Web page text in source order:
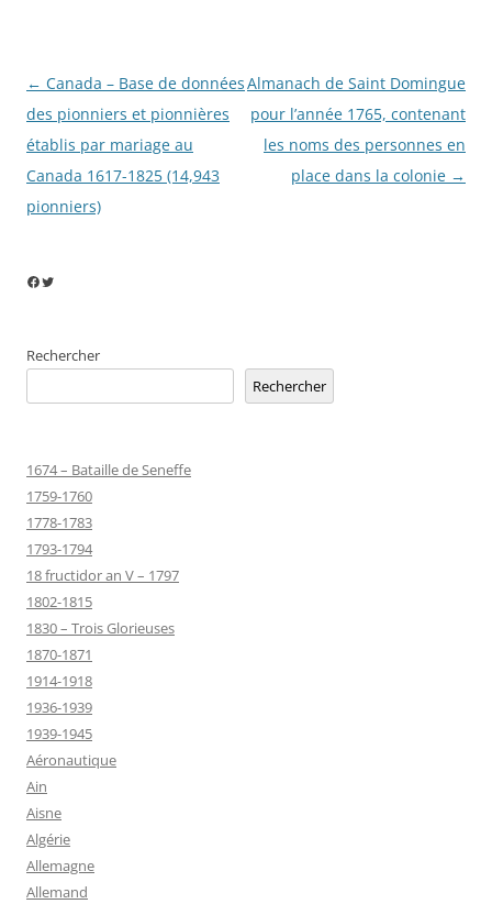
Navigation
des
articles
← Canada – Base de données
des pionniers et pionnières
établis par mariage au
Canada 1617-1825 (14,943
pionniers)
Almanach de Saint Domingue
pour l’année 1765, contenant
les noms des personnes en
place dans la colonie →
Facebook
Twitter
Rechercher
Rechercher
1674 – Bataille de Seneffe
1759-1760
1778-1783
1793-1794
18 fructidor an V – 1797
1802-1815
1830 – Trois Glorieuses
1870-1871
1914-1918
1936-1939
1939-1945
Aéronautique
Ain
Aisne
Algérie
Allemagne
Allemand